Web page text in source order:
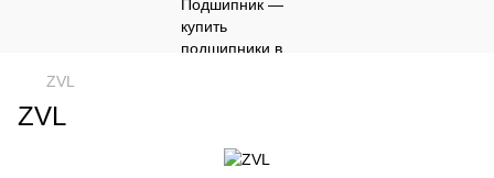
ZVL
ZVL